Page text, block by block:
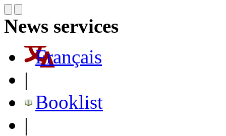
News services
Français
|
Booklist
|